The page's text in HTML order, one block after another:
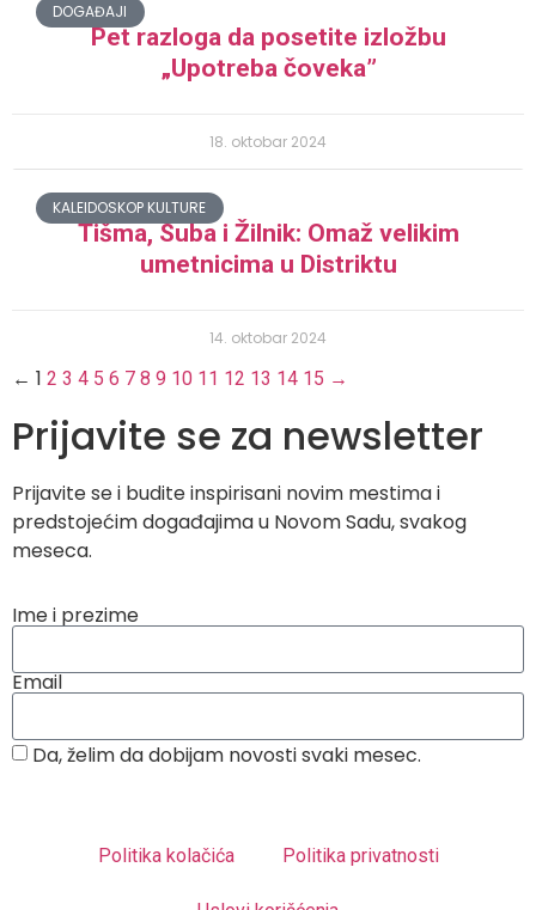
DOGAĐAJI
Pet razloga da posetite izložbu
„Upotreba čoveka”
18. oktobar 2024
KALEIDOSKOP KULTURE
Tišma, Suba i Žilnik: Omaž velikim
umetnicima u Distriktu
14. oktobar 2024
← 1 2 3 4 5 6 7 8 9 10 11 12 13 14 15 →
Prijavite se za newsletter
Prijavite se i budite inspirisani novim mestima i
predstojećim događajima u Novom Sadu, svakog
meseca.
Ime i prezime
Email
Da, želim da dobijam novosti svaki mesec.
Politika kolačića Politika privatnosti